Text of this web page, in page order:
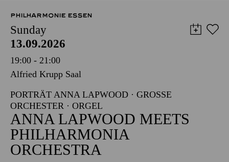
PHILHARMONIE ESSEN
Sunday
13.09.2026
19:00 - 21:00
Alfried Krupp Saal
PORTRÄT ANNA LAPWOOD · GROSSE O
RCHESTER · ORGEL
ANNA LAPWOOD MEETS
PHILHARMONIA
ORCHESTRA